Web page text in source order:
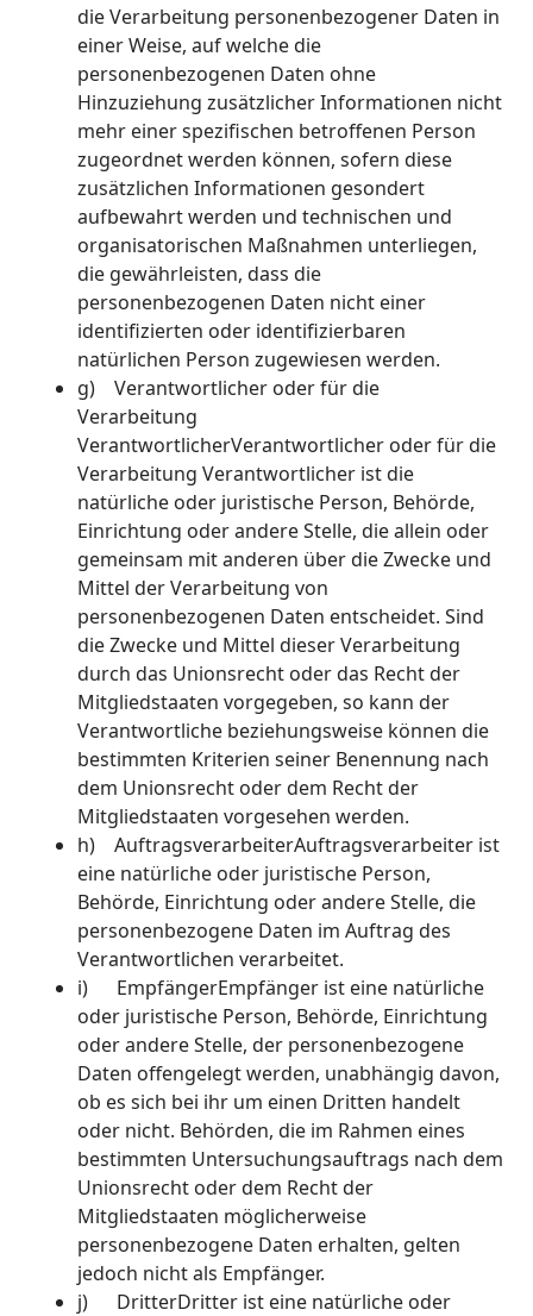
die Verarbeitung personenbezogener Daten in
einer Weise, auf welche die
personenbezogenen Daten ohne
Hinzuziehung zusätzlicher Informationen nicht
mehr einer spezifischen betroffenen Person
zugeordnet werden können, sofern diese
zusätzlichen Informationen gesondert
aufbewahrt werden und technischen und
organisatorischen Maßnahmen unterliegen,
die gewährleisten, dass die
personenbezogenen Daten nicht einer
identifizierten oder identifizierbaren
natürlichen Person zugewiesen werden.
g) Verantwortlicher oder für die
Verarbeitung
VerantwortlicherVerantwortlicher oder für die
Verarbeitung Verantwortlicher ist die
natürliche oder juristische Person, Behörde,
Einrichtung oder andere Stelle, die allein oder
gemeinsam mit anderen über die Zwecke und
Mittel der Verarbeitung von
personenbezogenen Daten entscheidet. Sind
die Zwecke und Mittel dieser Verarbeitung
durch das Unionsrecht oder das Recht der
Mitgliedstaaten vorgegeben, so kann der
Verantwortliche beziehungsweise können die
bestimmten Kriterien seiner Benennung nach
dem Unionsrecht oder dem Recht der
Mitgliedstaaten vorgesehen werden.
h) AuftragsverarbeiterAuftragsverarbeiter ist
eine natürliche oder juristische Person,
Behörde, Einrichtung oder andere Stelle, die
personenbezogene Daten im Auftrag des
Verantwortlichen verarbeitet.
i) EmpfängerEmpfänger ist eine natürliche
oder juristische Person, Behörde, Einrichtung
oder andere Stelle, der personenbezogene
Daten offengelegt werden, unabhängig davon,
ob es sich bei ihr um einen Dritten handelt
oder nicht. Behörden, die im Rahmen eines
bestimmten Untersuchungsauftrags nach dem
Unionsrecht oder dem Recht der
Mitgliedstaaten möglicherweise
personenbezogene Daten erhalten, gelten
jedoch nicht als Empfänger.
j) DritterDritter ist eine natürliche oder